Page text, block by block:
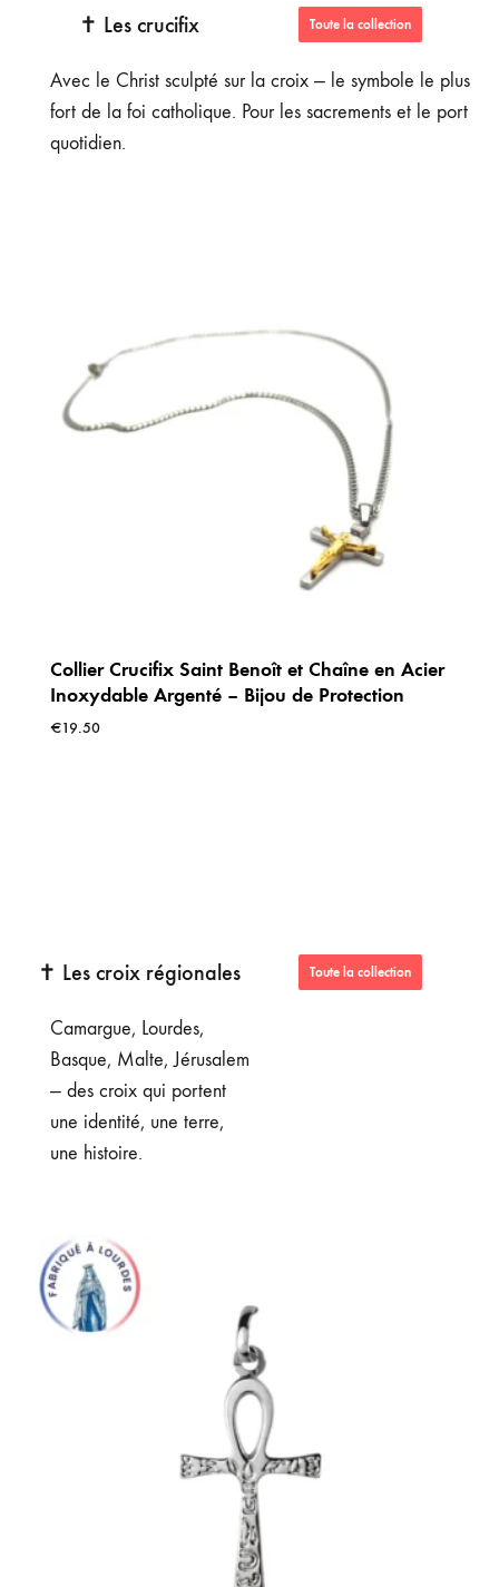
✝️ Les crucifix Toute la collection
Avec le Christ sculpté sur la croix — le symbole le plus
fort de la foi catholique. Pour les sacrements et le port
quotidien.
Collier Crucifix Saint Benoît et Chaîne en Acier
Inoxydable Argenté – Bijou de Protection
€19.50
✝️ Les croix régionales Toute la collection
Camargue, Lourdes,
Basque, Malte, Jérusalem
— des croix qui portent
une identité, une terre,
une histoire.